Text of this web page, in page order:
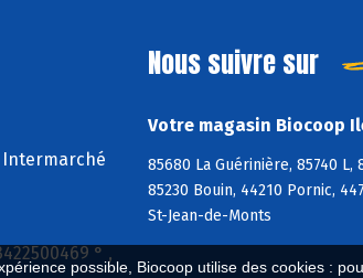
possible, Biocoop utilise des cookies :
Intermarché
° ,
Nous suivre sur
Votre magasin Biocoop
85680 La Guérinière, 85740
85230 Bouin, 44210 Pornic,
St-Jean-de-Monts